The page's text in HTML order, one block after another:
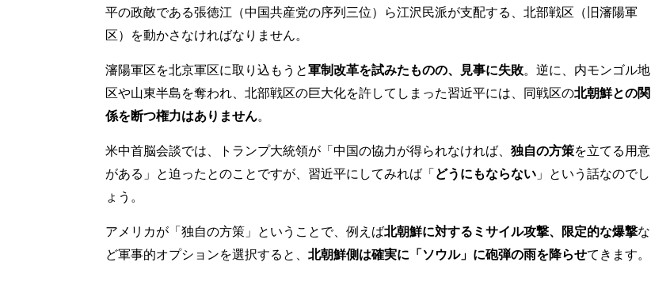
平の政敵である張徳江（中国共産党の序列三位）ら江沢民派が支配する、北部戦区（旧瀋陽軍
区）を動かさなければなりません。
瀋陽軍区を北京軍区に取り込もうと軍制改革を試みたものの、見事に失敗。逆に、内モンゴル地
区や山東半島を奪われ、北部戦区の巨大化を許してしまった習近平には、同戦区の北朝鮮との関
係を断つ権力はありません。
米中首脳会談では、トランプ大統領が「中国の協力が得られなければ、 独自の方策を立てる用意
がある」と迫ったとのことですが、習近平にしてみれば「 どうにもならない 」という話なのでし
ょう。
アメリカが「独自の方策」ということで、例えば北朝鮮に対するミサイル攻撃、限定的な爆撃な
ど軍事的オプションを選択すると、 北朝鮮側は確実に「ソウル」に砲弾の雨を降らせてきます。